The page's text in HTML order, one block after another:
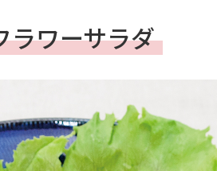
ラワーサラダ